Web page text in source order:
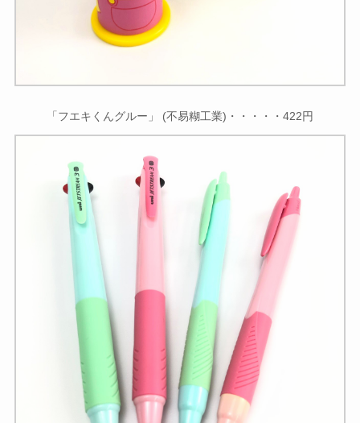
「フエキくんグルー」 (不易糊工業)・・・・・422円